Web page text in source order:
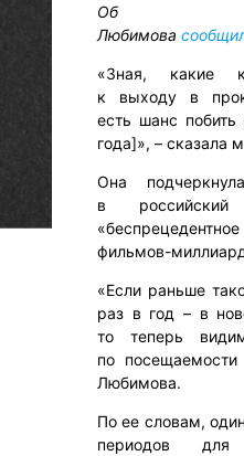
Об
Любимова
«Зная, какие
к выходу в
есть шанс
года]», – сказала
Она
в
фильмов-
«Если раньше
раз в год – в
то теперь
по
Любимова.
По ее словам,
периодов для